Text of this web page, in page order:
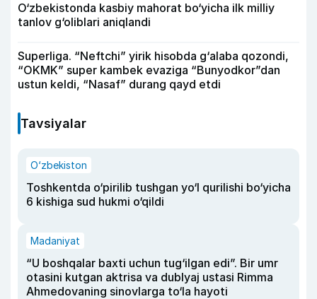
O‘zbekistonda kasbiy mahorat bo‘yicha ilk milliy
tanlov g‘oliblari aniqlandi
Superliga. “Neftchi” yirik hisobda g‘alaba qozondi,
“OKMK” super kambek evaziga “Bunyodkor”dan
ustun keldi, “Nasaf” durang qayd etdi
Tavsiyalar
O‘zbekiston
Toshkentda o‘pirilib tushgan yo‘l qurilishi bo‘yicha
6 kishiga sud hukmi o‘qildi
Madaniyat
“U boshqalar baxti uchun tug‘ilgan edi”. Bir umr
otasini kutgan aktrisa va dublyaj ustasi Rimma
Ahmedovaning sinovlarga to‘la hayoti